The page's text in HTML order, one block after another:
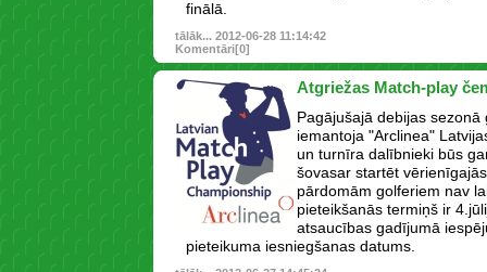
finālā.
tālāk... 2012-06-28 11:14:42
Komentāri[0]
Atgriežas Match-play
Pagājušajā debijas
iemantoja "Arclinea"
un turnīra dalībnieki būs
šovasar startēt
pārdomām golferiem nav
pieteikšanās termiņš ir
atsaucības gadījumā
pieteikuma iesniegšanas datums.